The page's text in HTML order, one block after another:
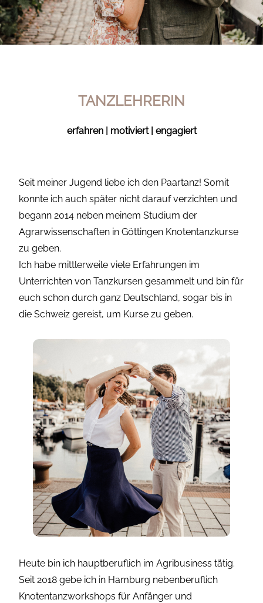
TANZLEHRERIN
erfahren | motiviert | engagiert
Seit meiner Jugend liebe ich den Paartanz! Somit
konnte ich auch später nicht darauf verzichten und
begann 2014 neben meinem Studium der
Agrarwissenschaften in Göttingen Knotentanzkurse
zu geben.
Ich habe mittlerweile viele Erfahrungen im
Unterrichten von Tanzkursen gesammelt und bin für
euch schon durch ganz Deutschland, sogar bis in
die Schweiz gereist, um Kurse zu geben.
Heute bin ich hauptberuflich im Agribusiness tätig.
Seit 2018 gebe ich in Hamburg nebenberuflich
Knotentanzworkshops für Anfänger und